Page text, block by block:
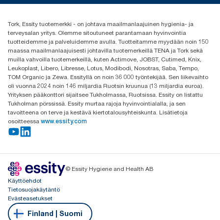
(+358) 9 5068 8222
Oy Essity Finland Ab
Revontulenkuja 1
02100 Espoo
Tork, Essity tuotemerkki - on johtava maailmanlaajuinen hygienia- ja
terveysalan yritys. Olemme sitoutuneet parantamaan hyvinvointia
tuotteidemme ja palveluidemme avulla. Tuotteitamme myydään noin 150
maassa maailmanlaajuisesti johtavilla tuotemerkeillä TENA ja Tork sekä
muilla vahvoilla tuotemerkeillä, kuten Actimove, JOBST, Cutimed, Knix,
Leukoplast, Libero, Libresse, Lotus, Modibodi, Nosotras, Saba, Tempo,
TOM Organic ja Zewa. Essityllä on noin 36 000 työntekijää. Sen liikevaihto
oli vuonna 2024 noin 146 miljardia Ruotsin kruunua (13 miljardia euroa).
Yrityksen pääkonttori sijaitsee Tukholmassa, Ruotsissa. Essity on listattu
Tukholman pörssissä. Essity murtaa rajoja hyvinvointialalla, ja sen
tavoitteena on terve ja kestävä kiertotalousyhteiskunta. Lisätietoja
osoitteessa www.essity.com
© Essity Hygiene and Health AB
Käyttöehdot
Tietosuojakäytäntö
Evästeasetukset
Finland | Suomi